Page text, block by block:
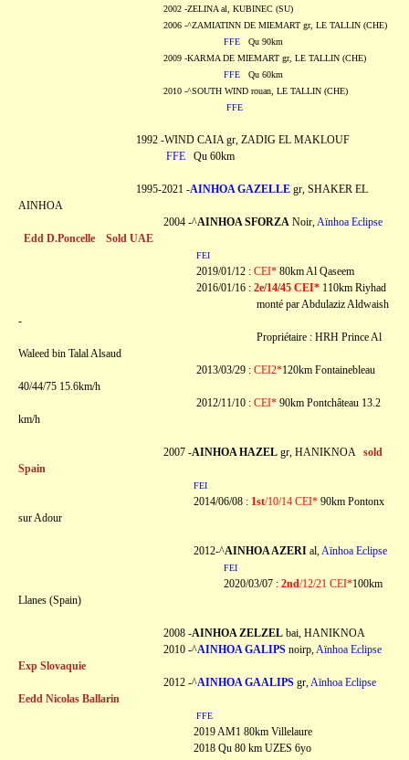
2002 -ZELINA al, KUBINEC (SU)
2006 -^ZAMIATINN DE MIEMART gr, LE TALLIN (CHE)
FFE Qu 90km
2009 -KARMA DE MIEMART gr, LE TALLIN (CHE)
FFE Qu 60km
2010 -^SOUTH WIND rouan, LE TALLIN (CHE)
FFE
1992 -WIND CAIA gr, ZADIG EL MAKLOUF
FFE Qu 60km
1995-2021 -AINHOA GAZELLE gr, SHAKER EL
AINHOA
2004 -^AINHOA SFORZA Noir,Aïnhoa Eclipse
Edd D.Poncelle Sold UAE
FEI
2019/01/12 : CEI* 80km Al Qaseem
2016/01/16 : 2e/14/45 CEI* 110km Riyhad
monté par Abdulaziz Aldwaish
-
Propriétaire : HRH Prince Al
Waleed bin Talal Alsaud
2013/03/29 : CEI2*120km Fontainebleau
40/44/75 15.6km/h
2012/11/10 : CEI* 90km Pontchâteau 13.2
km/h
2007 -AINHOA HAZEL gr, HANIKNOA sold
Spain
FEI
2014/06/08 : 1st/10/14 CEI* 90km Pontonx
sur Adour
2012-^AINHOA AZERI al,Aïnhoa Eclipse
FEI
2020/03/07 : 2nd/12/21 CEI*100km
Llanes (Spain)
2008 -AINHOA ZELZEL bai, HANIKNOA
2010 -^AINHOA GALIPS noirp,Aïnhoa Eclipse
Exp Slovaquie
2012 -^AINHOA GAALIPS gr,Aïnhoa Eclipse
Eedd Nicolas Ballarin
FFE
2019 AM1 80km Villelaure
2018 Qu 80 km UZES 6yo